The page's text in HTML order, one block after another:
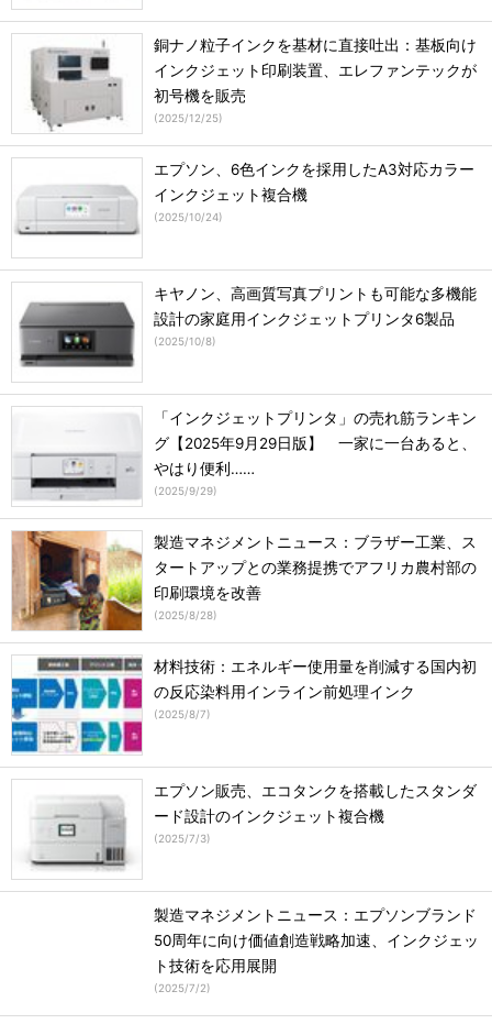
銅ナノ粒子インクを基材に直接吐出：基板向け
インクジェット印刷装置、エレファンテックが
初号機を販売
(2025/12/25)
エプソン、6色インクを採用したA3対応カラー
インクジェット複合機
(2025/10/24)
キヤノン、高画質写真プリントも可能な多機能
設計の家庭用インクジェットプリンタ6製品
(2025/10/8)
「インクジェットプリンタ」の売れ筋ランキン
グ【2025年9月29日版】 一家に一台あると、
やはり便利……
(2025/9/29)
製造マネジメントニュース：ブラザー工業、ス
タートアップとの業務提携でアフリカ農村部の
印刷環境を改善
(2025/8/28)
材料技術：エネルギー使用量を削減する国内初
の反応染料用インライン前処理インク
(2025/8/7)
エプソン販売、エコタンクを搭載したスタンダ
ード設計のインクジェット複合機
(2025/7/3)
製造マネジメントニュース：エプソンブランド
50周年に向け価値創造戦略加速、インクジェッ
ト技術を応用展開
(2025/7/2)